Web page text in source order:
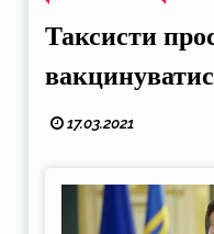
Таксисти
17.03.2021